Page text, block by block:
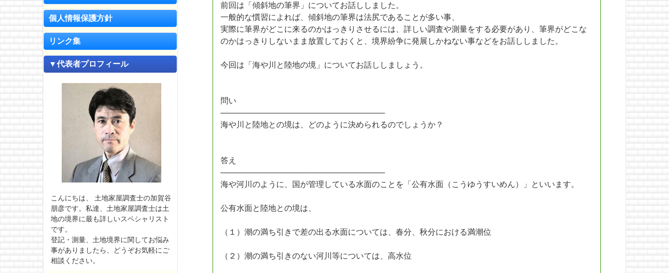
個人情報保護方針
リンク集
▼代表者プロフィール
こんにちは、 土地家屋調査士の加賀谷
朋彦です。私達、土地家屋調査士は土
地の境界に最も詳しいスペシャリスト
です。
登記・測量、土地境界に関してお悩み
事がありましたら、どうぞお気軽にご
相談ください。
前回は「傾斜地の筆界」についてお話ししました。
一般的な慣習によれば、傾斜地の筆界は法尻であることが多い事、
実際に筆界がどこに来るのかはっきりさせるには、詳しい調査や測量をする必要があり、筆界がどこな
のかはっきりしないまま放置しておくと、境界紛争に発展しかねない事などをお話ししました。
今回は「海や川と陸地の境」についてお話ししましょう。
問い
──────────────────────────────
海や川と陸地との境は、どのように決められるのでしょうか？
答え
──────────────────────────────
海や河川のように、国が管理している水面のことを「公有水面（こうゆうすいめん）」といいます。
公有水面と陸地との境は、
（１）潮の満ち引きで差の出る水面については、春分、秋分における満潮位
（２）潮の満ち引きのない河川等については、高水位